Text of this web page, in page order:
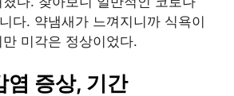
다. 약냄새가 느껴지니까 식욕이
미각은 정상이었다.
염 증상, 기간